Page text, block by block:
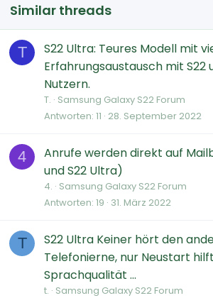
Similar threads
T
S22 Ultra: Teures Modell mit
Erfahrungsaustausch mit S22
Nutzern.
T. Samsung Galaxy S22 Forum
Antworten 11 28. September 2022
4
Anrufe werden direkt auf
und S22 Ultra)
4. Samsung Galaxy S22 Forum
Antworten 19 31. März 2022
T
S22 Ultra Keiner hört den
Telefonierne, nur Neustart
Sprachqualität ...
t. Samsung Galaxy S22 Forum